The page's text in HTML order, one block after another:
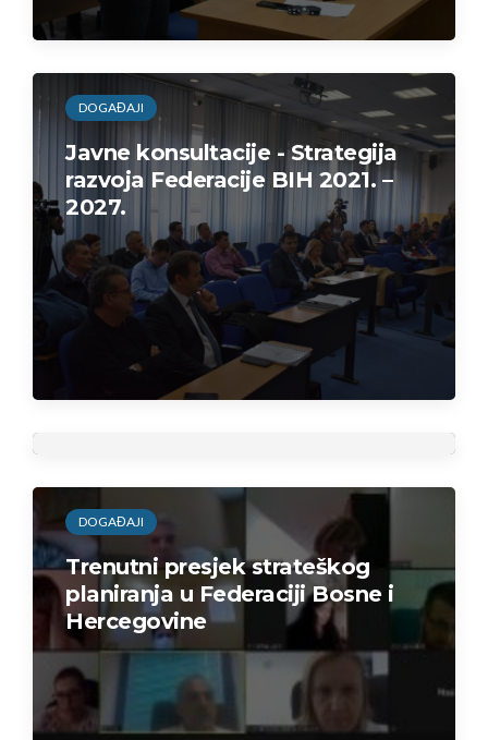
DOGAĐAJI
Javne konsultacije - Strategija
razvoja Federacije BIH 2021. –
2027.
Poziv za učešće u javnim
konsultacijama Strategija
razvoja Federacije BiH 2021. –
2027.
DOGAĐAJI
Trenutni presjek strateškog
planiranja u Federaciji Bosne i
Hercegovine